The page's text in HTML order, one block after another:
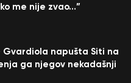
me nije zvao…”
napušta Siti na
ga njegov nekadašnji